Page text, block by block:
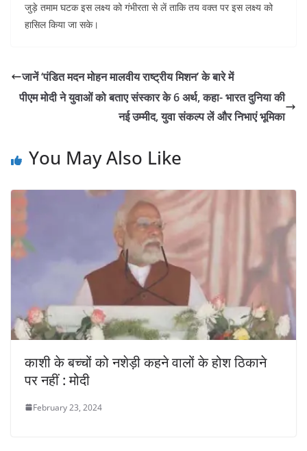
जुड़े तमाम घटक इस लक्ष्य को गंभीरता से लें ताकि तय वक्त पर इस लक्ष्य को
हासिल किया जा सके।
जानें ‘पंडित मदन मोहन मालवीय राष्ट्रीय मिशन’ के बारे में
पीएम मोदी ने युवाओं को बताए संस्कार के 6 अर्थ, कहा- भारत दुनिया की
नई उम्मीद, युवा संकल्प लें और निभाएं भूमिका
You May Also Like
काशी के बच्चों को नशेड़ी कहने वालों के होश ठिकाने
पर नहीं : मोदी
February 23, 2024